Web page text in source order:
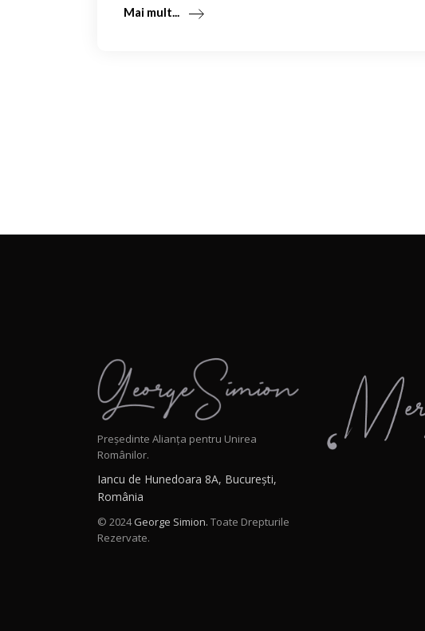
Mai mult...
Președinte Alianța pentru Unirea
Românilor.
Iancu de Hunedoara 8A, București,
România
© 2024George Simion. Toate Drepturile
Rezervate.